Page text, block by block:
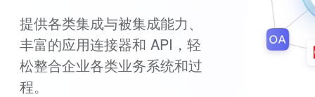
提供各类集成与被集成能力、
丰富的应用连接器和 API，轻
松整合企业各类业务系统和过
程。